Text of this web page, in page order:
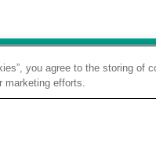
you agree to the storing of
marketing efforts.